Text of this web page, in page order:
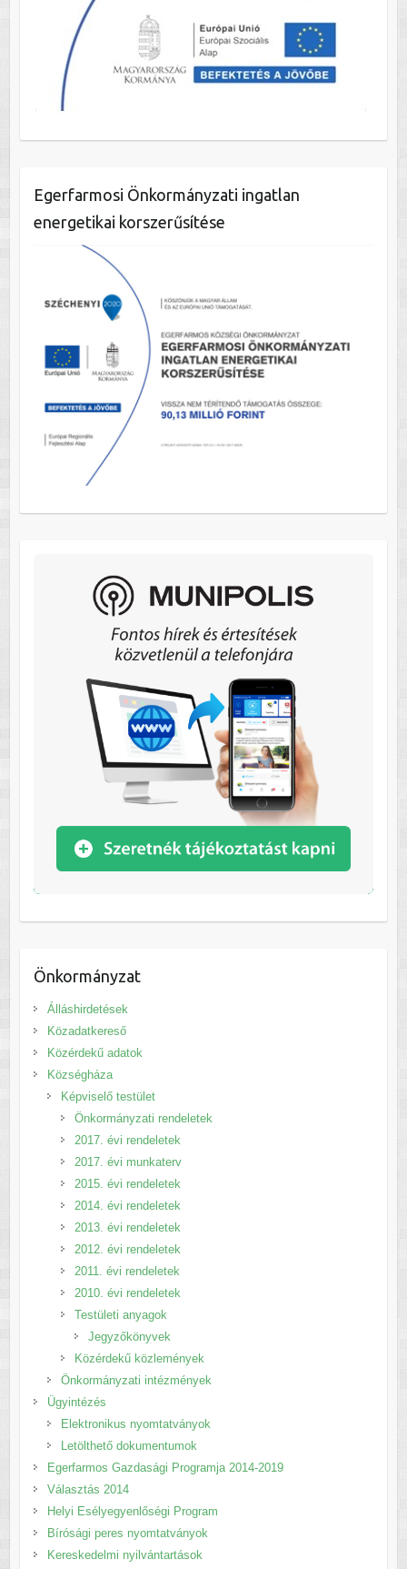
Egerfarmosi Önkormányzati ingatlan
energetikai korszerűsítése
Önkormányzat
Álláshirdetések
Közadatkereső
Közérdekű adatok
Községháza
Képviselő testület
Önkormányzati rendeletek
2017. évi rendeletek
2017. évi munkaterv
2015. évi rendeletek
2014. évi rendeletek
2013. évi rendeletek
2012. évi rendeletek
2011. évi rendeletek
2010. évi rendeletek
Testületi anyagok
Jegyzőkönyvek
Közérdekű közlemények
Önkormányzati intézmények
Ügyintézés
Elektronikus nyomtatványok
Letölthető dokumentumok
Egerfarmos Gazdasági Programja 2014-2019
Választás 2014
Helyi Esélyegyenlőségi Program
Bírósági peres nyomtatványok
Kereskedelmi nyilvántartások